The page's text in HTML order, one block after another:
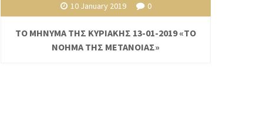
10 January 2019 0
ΤΟ ΜΗΝΥΜΑ ΤΗΣ ΚΥΡΙΑΚΗΣ 13-01-2019 «ΤΟ
ΝΟΗΜΑ ΤΗΣ ΜΕΤΑΝΟΙΑΣ»